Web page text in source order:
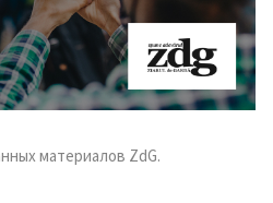
материалов ZdG.